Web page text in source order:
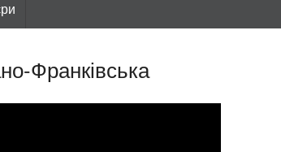
Франківська